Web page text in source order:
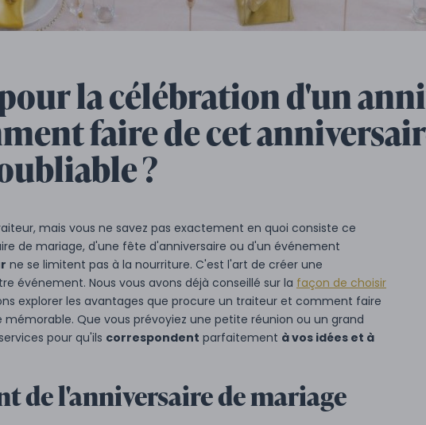
la célébration d'un
faire de cet
?
mais vous ne savez pas exactement en quoi consiste ce
de mariage, d'une fête d'anniversaire ou d'un événement
ne se limitent pas à la nourriture. C'est l'art de créer une
événement. Nous vous avons déjà conseillé sur la façon de choisir
explorer les avantages que procure un traiteur et comment faire
Que vous prévoyiez une petite réunion ou un grand
pour qu'ils correspondent parfaitement à vos idées et à
de l'anniversaire de mariage